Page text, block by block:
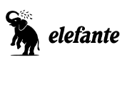
PRÉ-
-VENDA
LANÇA-
MENTO